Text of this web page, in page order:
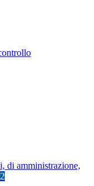
di amministrazione,
2